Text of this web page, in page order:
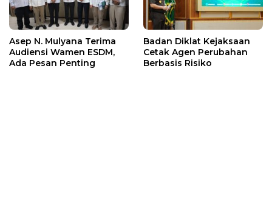
Asep N. Mulyana Terima
Audiensi Wamen ESDM,
Ada Pesan Penting
Badan Diklat Kejaksaan
Cetak Agen Perubahan
Berbasis Risiko